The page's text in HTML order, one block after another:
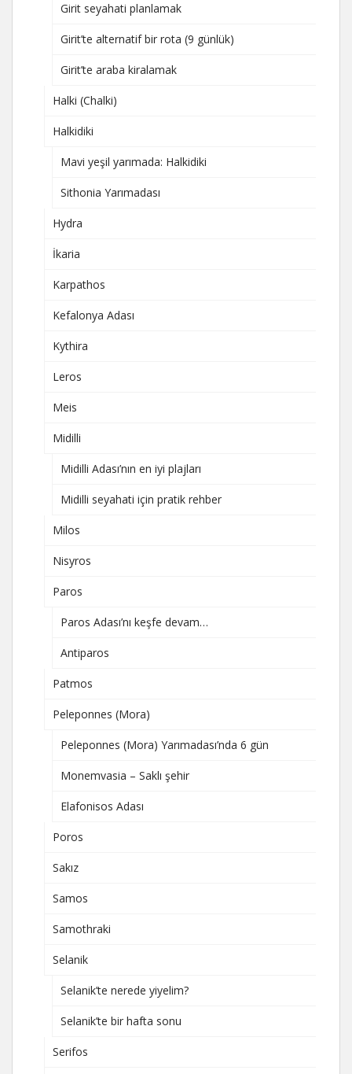
Girit seyahati planlamak
Girit’te alternatif bir rota (9 günlük)
Girit’te araba kiralamak
Halki (Chalki)
Halkidiki
Mavi yeşil yarımada: Halkidiki
Sithonia Yarımadası
Hydra
İkaria
Karpathos
Kefalonya Adası
Kythira
Leros
Meis
Midilli
Midilli Adası’nın en iyi plajları
Midilli seyahati için pratik rehber
Milos
Nisyros
Paros
Paros Adası’nı keşfe devam…
Antiparos
Patmos
Peleponnes (Mora)
Peleponnes (Mora) Yarımadası’nda 6 gün
Monemvasia – Saklı şehir
Elafonisos Adası
Poros
Sakız
Samos
Samothraki
Selanik
Selanik’te nerede yiyelim?
Selanik’te bir hafta sonu
Serifos